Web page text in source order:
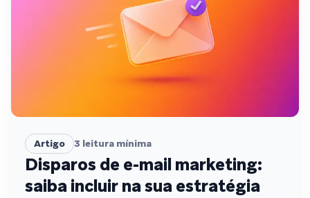
Artigo 3 leitura mínima
Disparos de e-mail marketing:
saiba incluir na sua estratégia